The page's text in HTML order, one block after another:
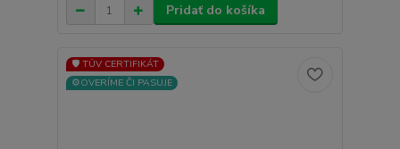
Pridať do košíka
🛡️ TÜV CERTIFIKÁT
⚙️OVERÍME ČI PASUJE